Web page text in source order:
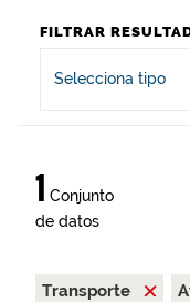
FILTRAR
Selecciona tipo
1 Conjunto
de datos
Transporte